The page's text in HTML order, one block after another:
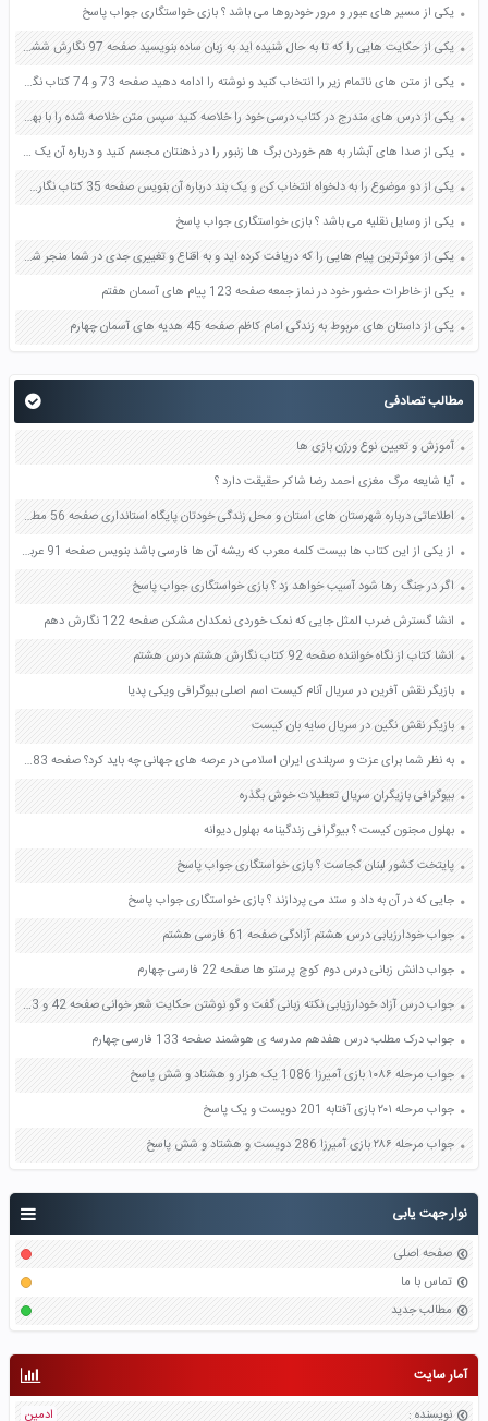
نوار جهت یابی
صفحه اصلی
تماس با ما
مطالب جدید
آمار سایت
نویسنده : ادمین
یکی از مسیر های عبور و مرور خودروها می باشد ؟ بازی خواستگاری جواب پاسخ
یکی از حکایت هایی را که تا به حال شنیده اید به زبان ساده بنویسید صفحه 97 نگارش ششم دبستان
یکی از متن های ناتمام زیر را انتخاب کنید و نوشته را ادامه دهید صفحه 73 و 74 کتاب نگارش فارسی پنجم دبستان
یکی از درس های مندرج در کتاب درسی خود را خلاصه کنید سپس متن خلاصه شده را با بهره گیری از روش های دسته بندی نمودار جدول نقشه مفهومی نشان دهید صفحه 118 نگارش یازدهم
یکی از صدا های آبشار به هم خوردن برگ ها زنبور را در ذهنتان مجسم کنید و درباره آن یک بند بنویسید صفحه 11 نگارش پنجم
یکی از دو موضوع را به دلخواه انتخاب کن و یک بند درباره آن بنویس صفحه 35 کتاب نگارش فارسی سوم
یکی از وسایل نقلیه می باشد ؟ بازی خواستگاری جواب پاسخ
یکی از موثرترین پیام هایی را که دریافت کرده اید و به اقناع و تغییری جدی در شما منجر شده است برسی کنید و علت این تاثیر گذاری قابل توجه را بنویسید صفحه 52 تفکر و سواد رسانه ای دهم
یکی از خاطرات حضور خود در نماز جمعه صفحه 123 پیام های آسمان هفتم
یکی از داستان های مربوط به زندگی امام کاظم صفحه 45 هدیه های آسمان چهارم
مطالب تصادفی
آموزش و تعیین نوع ورژن بازی ها
آیا شایعه مرگ مغزی احمد رضا شاکر حقیقت دارد ؟
اطلاعاتی درباره شهرستان های استان و محل زندگی خودتان پایگاه استانداری صفحه 56 مطالعات اجتماعی هفتم
از یکی از این کتاب ها بیست کلمه معرب که ریشه آن ها فارسی باشد بنویس صفحه 91 عربی یازدهم
اگر در جنگ رها شود آسیب خواهد زد ؟ بازی خواستگاری جواب پاسخ
انشا گسترش ضرب المثل جایی که نمک خوردی نمکدان مشکن صفحه 122 نگارش دهم
انشا کتاب از نگاه خواننده صفحه 92 کتاب نگارش هشتم درس هشتم
بازیگر نقش آفرین در سریال آنام کیست اسم اصلی بیوگرافی ویکی پدیا
بازیگر نقش نگین در سریال سایه بان کیست
به نظر شما برای عزت و سربلندی ایران اسلامی در عرصه های جهانی چه باید کرد؟ صفحه 83 فارسی هشتم
بیوگرافی بازیگران سریال تعطیلات خوش بگذره
بهلول مجنون کیست ؟ بیوگرافی زندگینامه بهلول دیوانه
پایتخت کشور لبنان کجاست ؟ بازی خواستگاری جواب پاسخ
جایی که در آن به داد و ستد می پردازند ؟ بازی خواستگاری جواب پاسخ
جواب خودارزیابی درس هشتم آزادگی صفحه 61 فارسی هشتم
جواب دانش زبانی درس دوم کوچ پرستو ها صفحه 22 فارسی چهارم
جواب درس آزاد خودارزیابی نکته زبانی گفت و گو نوشتن حکایت شعر خوانی صفحه 42 و 43 و 44 و 45 و 46 فارسی نهم
جواب درک مطلب درس هفدهم مدرسه ی هوشمند صفحه 133 فارسی چهارم
جواب مرحله ۱۰۸۶ بازی آمیرزا 1086 یک هزار و هشتاد و شش پاسخ
جواب مرحله ۲۰۱ بازی آفتابه 201 دویست و یک پاسخ
جواب مرحله ۲۸۶ بازی آمیرزا 286 دویست و هشتاد و شش پاسخ